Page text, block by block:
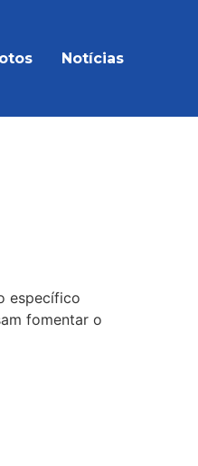
Notícias
específico
fomentar o